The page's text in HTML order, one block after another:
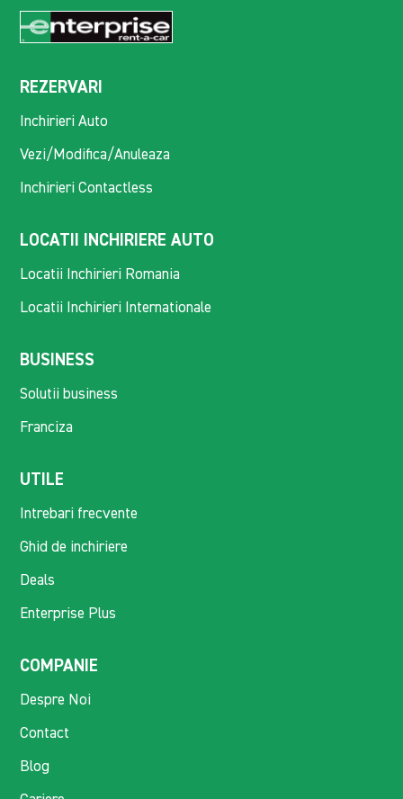
REZERVARI
Inchirieri Auto
Vezi/Modifica/Anuleaza
Inchirieri Contactless
LOCATII INCHIRIERE AUTO
Locatii Inchirieri Romania
Locatii Inchirieri Internationale
BUSINESS
Solutii business
Franciza
UTILE
Intrebari frecvente
Ghid de inchiriere
Deals
Enterprise Plus
COMPANIE
Despre Noi
Contact
Blog